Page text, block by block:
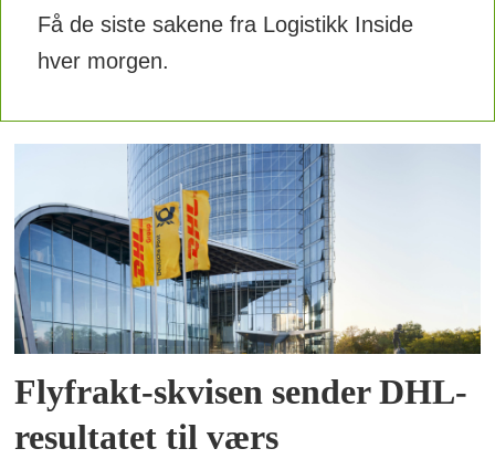
Få de siste sakene fra Logistikk Inside
hver morgen.
Flyfrakt-skvisen sender DHL-
resultatet til værs